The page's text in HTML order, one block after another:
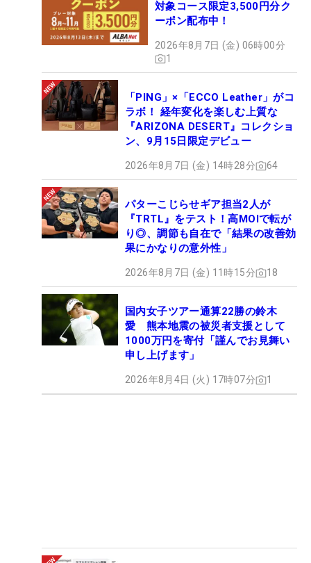
対象コース限定3,500円分ク
ーポン配布中！
2026年8月7日 (金) 06時00分
1
「PING」×「ECCO Leather」がコ
ラボ！ 経年変化を楽しむ上質な
『ARIZONA DESERT』コレクショ
ン、9月15日限定デビュー
2026年8月7日 (金) 14時28分 64
パターこじらせギア担当2人が
『TRTL』をテスト！高MOIで転が
り◎、調節も自在で「結果の改善効
果にかなりの意外性」
2026年8月7日 (金) 11時15分 18
国内女子ツアー通算22勝の鈴木
愛 熊本地震の被災者支援として
1000万円を寄付「謹んでお見舞い
申し上げます」
2026年8月4日 (火) 17時07分 1